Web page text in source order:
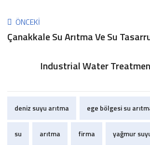
ÖNCEKI
Çanakkale Su Arıtma Ve Su
Industrial Water
deniz suyu arıtma ege bölgesi su
su arıtma firma yağmur